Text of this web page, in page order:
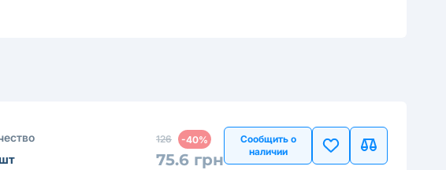
126 -40%
75.6 грн
Сообщить о
наличии